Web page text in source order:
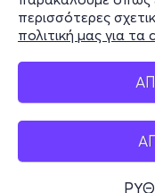
περισσότερες
πολιτική μας για τα
Mobile app